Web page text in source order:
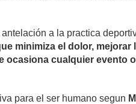
a la practica
minimiza el dolor, mejorar
ocasiona cualquier evento
para el ser humano segun